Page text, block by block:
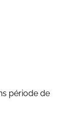
période de